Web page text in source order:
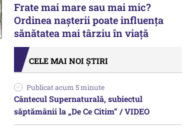
Frate mai mare sau mai mic?
Ordinea nașterii poate influența
sănătatea mai târziu în viață
CELE MAI NOI ȘTIRI
Publicat acum 5 minute
Cântecul Supernaturală, subiectul
săptămânii la „De Ce Citim” / VIDEO